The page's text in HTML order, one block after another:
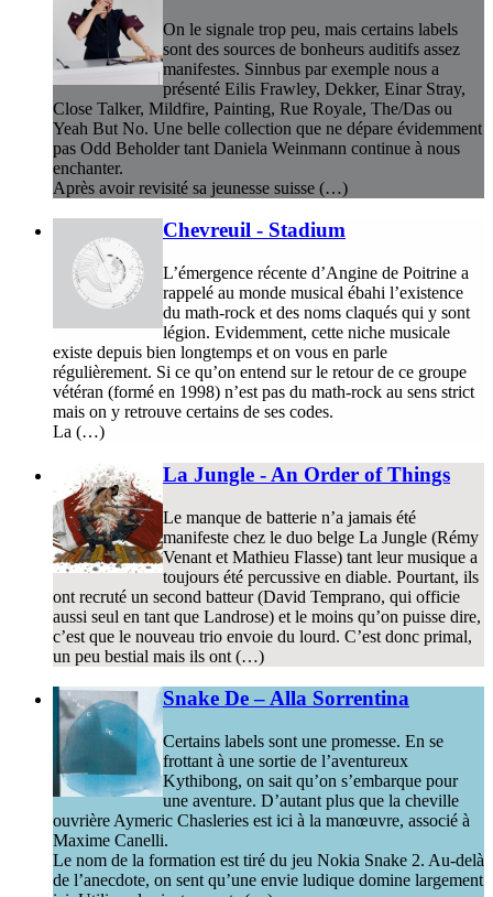
On le signale trop peu, mais certains labels
sont des sources de bonheurs auditifs assez
manifestes. Sinnbus par exemple nous a
présenté Eilis Frawley, Dekker, Einar Stray,
Close Talker, Mildfire, Painting, Rue Royale, The/Das ou
Yeah But No. Une belle collection que ne dépare évidemment
pas Odd Beholder tant Daniela Weinmann continue à nous
enchanter.
Après avoir revisité sa jeunesse suisse (…)
Chevreuil - Stadium
L’émergence récente d’Angine de Poitrine a
rappelé au monde musical ébahi l’existence
du math-rock et des noms claqués qui y sont
légion. Evidemment, cette niche musicale
existe depuis bien longtemps et on vous en parle
régulièrement. Si ce qu’on entend sur le retour de ce groupe
vétéran (formé en 1998) n’est pas du math-rock au sens strict
mais on y retrouve certains de ses codes.
La (…)
La Jungle - An Order of Things
Le manque de batterie n’a jamais été
manifeste chez le duo belge La Jungle (Rémy
Venant et Mathieu Flasse) tant leur musique a
toujours été percussive en diable. Pourtant, ils
ont recruté un second batteur (David Temprano, qui officie
aussi seul en tant que Landrose) et le moins qu’on puisse dire,
c’est que le nouveau trio envoie du lourd. C’est donc primal,
un peu bestial mais ils ont (…)
Snake De – Alla Sorrentina
Certains labels sont une promesse. En se
frottant à une sortie de l’aventureux
Kythibong, on sait qu’on s’embarque pour
une aventure. D’autant plus que la cheville
ouvrière Aymeric Chasleries est ici à la manœuvre, associé à
Maxime Canelli.
Le nom de la formation est tiré du jeu Nokia Snake 2. Au-delà
de l’anecdote, on sent qu’une envie ludique domine largement